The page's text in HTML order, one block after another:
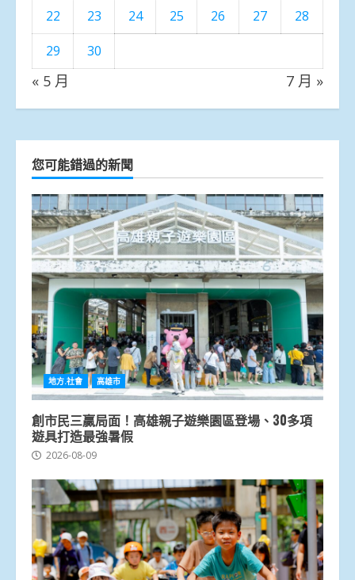
22
23 24 25 26 27
28
29
30
« 5 月 7 月 »
您可能錯過的新聞
地方.社會 高雄市
創市民三贏局面！高雄親子遊樂園區登場、30多項
遊具打造最強暑假
2026-08-09